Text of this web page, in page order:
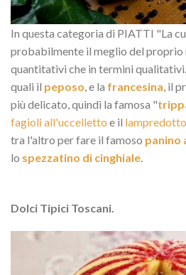
In questa categoria di PIATTI "La
probabilmente il meglio del
quantitativi che in termini
quali il peposo, e la francesina, il
più delicato, quindi la famosa "
fagioli all'uccelletto e il
tra l'altro per fare il famoso panino
lo spezzatino di cinghiale.
Dolci Tipici Toscani.